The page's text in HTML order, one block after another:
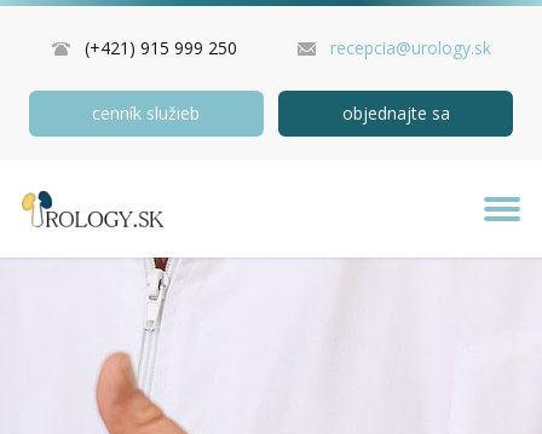
(+421) 915 999 250 recepcia@urology.sk
cenník služieb objednajte sa